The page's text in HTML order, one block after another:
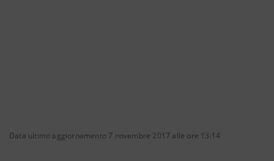
Data ultimo aggiornamento 7 novembre 2017 alle ore 13:14